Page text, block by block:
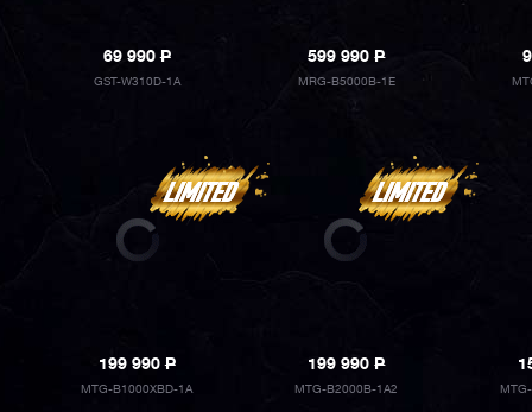
69 990P
GST-W310D-1A
599 990P
MRG-B5000B-1E
199 990P
MTG-B1000XBD-1A
199 990P
MTG-B2000B-1A2